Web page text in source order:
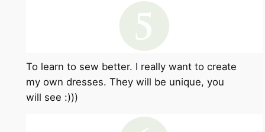
To learn to sew better. I really want to create
my own dresses. They will be unique, you
will see :)))